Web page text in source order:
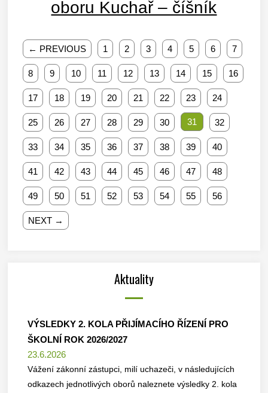
oboru Kuchař – číšník
← PREVIOUS 1 2 3 4 5 6 7
8 9 10 11 12 13 14 15 16
17 18 19 20 21 22 23 24
25 26 27 28 29 30 31 32
33 34 35 36 37 38 39 40
41 42 43 44 45 46 47 48
49 50 51 52 53 54 55 56
NEXT →
Aktuality
VÝSLEDKY 2. KOLA PŘIJÍMACÍHO ŘÍZENÍ PRO
ŠKOLNÍ ROK 2026/2027
23.6.2026
Vážení zákonní zástupci, milí uchazeči, v následujících
odkazech jednotlivých oborů naleznete výsledky 2. kola